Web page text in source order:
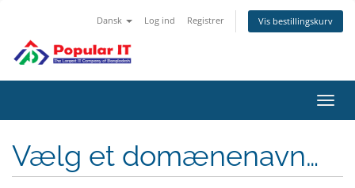
Dansk Log ind Registrer Vis bestillingskurv
Skift
Vælg et domænenavn…